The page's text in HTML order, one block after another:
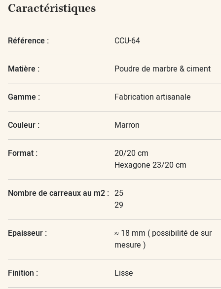
Caractéristiques
Référence : CCU-64
Matière : Poudre de marbre & ciment
Gamme : Fabrication artisanale
Couleur : Marron
Format :
20/20 cm
Hexagone 23/20 cm
Nombre de carreaux au m2 : 25
29
Epaisseur :
≈ 18 mm ( possibilité de sur
mesure )
Finition : Lisse